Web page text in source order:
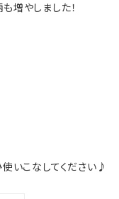
増やしました！
使いこなしてください♪